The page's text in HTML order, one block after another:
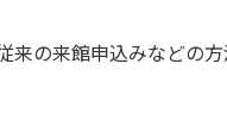
の来館申込みなどの